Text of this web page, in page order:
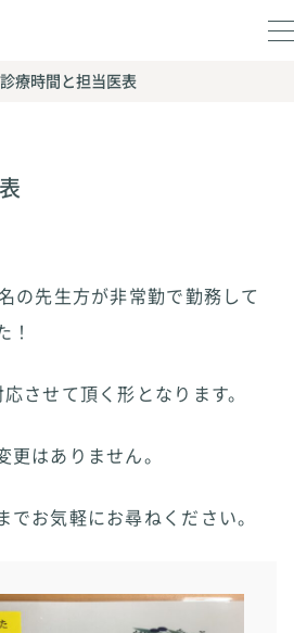
診療時間と担当医表
の先生方が非常勤で勤務して
！
させて頂く形となります。
はありません。
お気軽にお尋ねください。